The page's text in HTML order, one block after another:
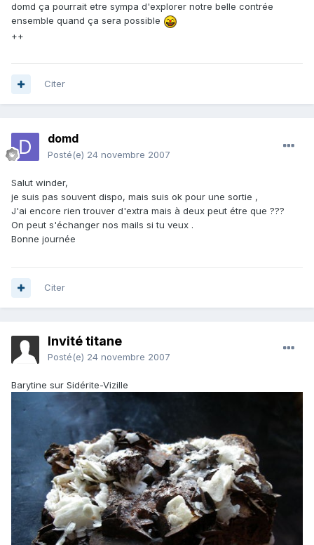
domd ça pourrait etre sympa d'explorer notre belle contrée
ensemble quand ça sera possible
++
Citer
domd
Posté(e) 24 novembre 2007
Salut winder,
je suis pas souvent dispo, mais suis ok pour une sortie ,
J'ai encore rien trouver d'extra mais à deux peut étre que ???
On peut s'échanger nos mails si tu veux .
Bonne journée
Citer
Invité titane
Posté(e) 24 novembre 2007
Barytine sur Sidérite-Vizille